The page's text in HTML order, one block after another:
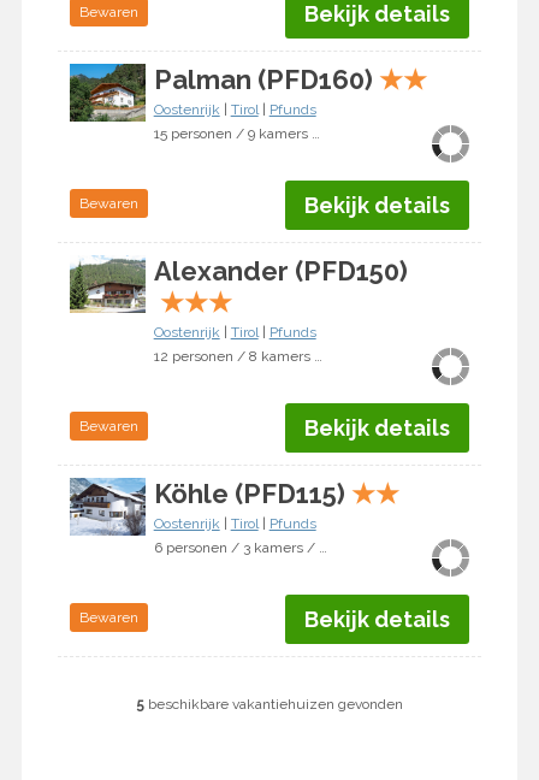
Bewaren Bekijk details
Palman (PFD160) ★★
Oostenrijk Tirol| Pfunds
15 personen / 9 kamers / 8 slaapkamers
Bewaren Bekijk details
Alexander (PFD150)
★★★
Oostenrijk Tirol| Pfunds
12 personen / 8 kamers / 6 slaapkamers
Bewaren Bekijk details
Köhle (PFD115) ★★
Oostenrijk Tirol| Pfunds
6 personen / 3 kamers / 2 slaapkamers
Bewaren Bekijk details
5beschikbare vakantiehuizen gevonden